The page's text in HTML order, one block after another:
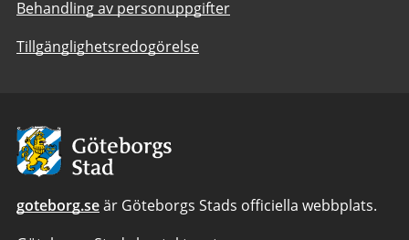
Behandling av personuppgifter
Tillgänglighetsredogörelse
Avsändare:
Göteborgs
Stad
goteborg.seär Göteborgs Stads officiella webbplats.